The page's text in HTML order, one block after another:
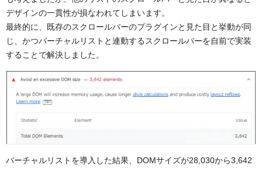
デザインの一貫性が損なわれてしまいます。
最終的に、既存のスクロールバーのプラグインと見た目と挙動が同
じ、かつバーチャルリストと連動するスクロールバーを自前で実装
することで解決しました。
バーチャルリストを導入した結果、DOMサイズが28,030から3,642